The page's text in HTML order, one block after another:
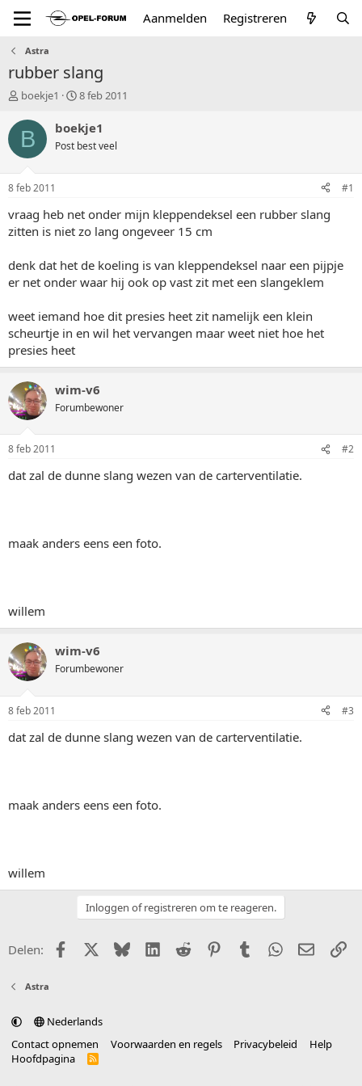
Aanmelden Registreren
Astra
rubber slang
T
p
a
r
t
e
boekje1
S
a
t
u
8 feb 2011
B boekje1
Post best veel
8 feb 2011 #1
vraag heb net onder mijn kleppendeksel een rubber slang
zitten is niet zo lang ongeveer 15 cm
denk dat het de koeling is van kleppendeksel naar een pijpje
er net onder waar hij ook op vast zit met een slangeklem
weet iemand hoe dit presies heet zit namelijk een klein
scheurtje in en wil het vervangen maar weet niet hoe het
presies heet
wim-v6
Forumbewoner
8 feb 2011 #2
dat zal de dunne slang wezen van de carterventilatie.
maak anders eens een foto.
willem
wim-v6
Forumbewoner
8 feb 2011 #3
dat zal de dunne slang wezen van de carterventilatie.
maak anders eens een foto.
willem
Inloggen of registreren om te reageren.
Delen: FacebookX (Twitter)
BlueskyLinkedIn
Reddit PinterestTumblr WhatsApp
E-mail
Astra
Nederlands
Contact opnemen
Voorwaarden en regels Privacybeleid
Help
Hoofdpagina
R